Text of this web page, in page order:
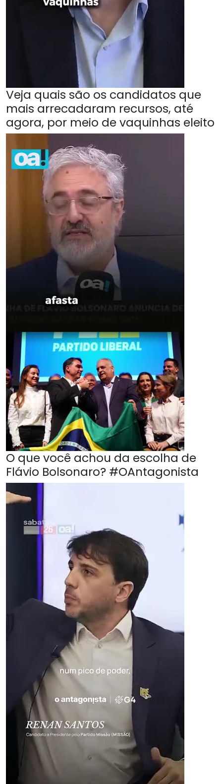
Veja quais são os candidatos que
mais arrecadaram recursos, até
agora, por meio de vaquinhas eleito
O que você achou da escolha de
Flávio Bolsonaro? #OAntagonista